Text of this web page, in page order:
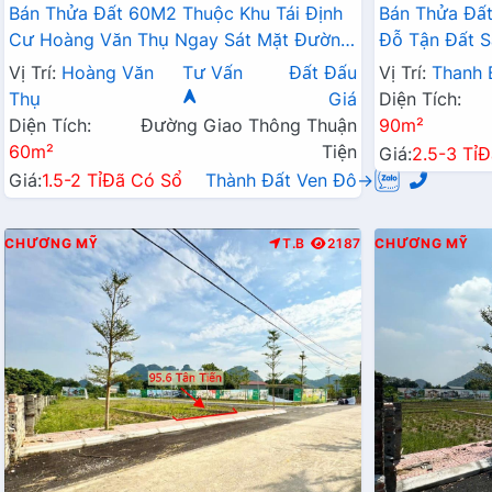
Bán Thửa Đất 60M2 Thuộc Khu Tái Định
Cư Hoàng Văn Thụ Ngay Sát Mặt Đường
Kinh Doanh QL21A
Vị Trí: Hoàng Văn
Thụ
Tư Vấn
Đất Đấu
Giá
Diện Tích:
60m²
Đường Giao Thông Thuận
Tiện
Giá:1.5-2 TỉĐã Có Sổ Thành Đất Ven Đô→
Bán Thửa
Đỗ Tận Đất
Liên Xã
Vị Trí: Thanh
Diện Tích:
90m²
Giá:2.5-3 Tỉ
CHƯƠNG MỸ T.B 2187 CHƯƠNG MỸ